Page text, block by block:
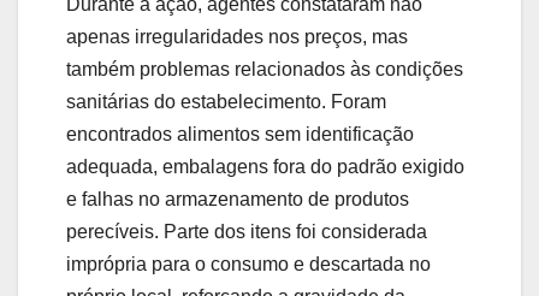
Durante a ação, agentes constataram não
apenas irregularidades nos preços, mas
também problemas relacionados às condições
sanitárias do estabelecimento. Foram
encontrados alimentos sem identificação
adequada, embalagens fora do padrão exigido
e falhas no armazenamento de produtos
perecíveis. Parte dos itens foi considerada
imprópria para o consumo e descartada no